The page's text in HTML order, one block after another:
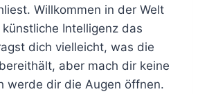
Willkommen in der Welt
Intelligenz das
dich vielleicht, was die
aber mach dir keine
werde dir die Augen öffnen.